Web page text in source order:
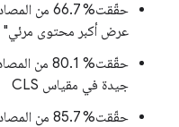
حقّقت%
عرض أكبر محتوى مرئي"
حقّقت% 80.1 من المصادر (
جيدة في مقياس CLS
حقّقت% 85.7 من المصادر (